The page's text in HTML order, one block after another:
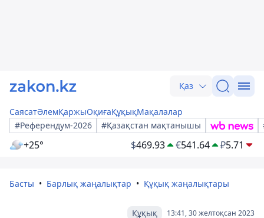
Қаз
СаясатӘлемҚаржыОқиғаҚұқықМақалалар
#Референдум-2026
#Қазақстан мақтанышы
+25° $469.93 €541.64 ₽5.71
Басты Барлық жаңалықтар Құқық жаңалықтары
13:41, 30 желтоқсан 2023
Құқық